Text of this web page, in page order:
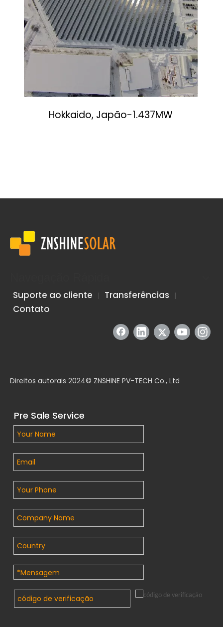
Hokkaido, Japão-1.437MW
Suporte ao cliente | Transferências |
Contato
Direitos autorais 2024© ZNSHINE PV-TECH Co., Ltd
Pre Sale Service